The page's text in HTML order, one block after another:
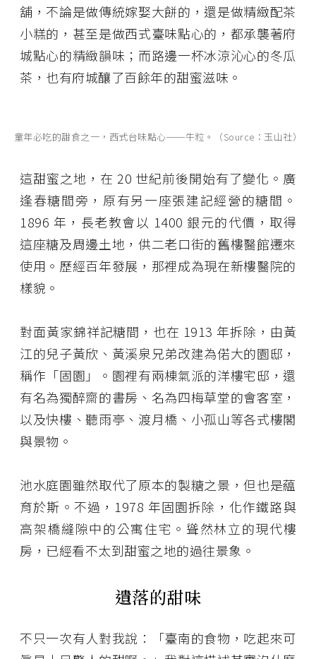
舖，不論是做傳統嫁娶大餅的，還是做精緻配茶
小糕的，甚至是做西式臺味點心的，都承襲著府
城點心的精緻韻味；而路邊一杯冰涼沁心的冬瓜
茶，也有府城釀了百餘年的甜蜜滋味。
童年必吃的甜食之一，西式台味點心──牛粒。（Source：玉山社）
這甜蜜之地，在 20 世紀前後開始有了變化。廣
逢春糖間旁，原有另一座張建記經營的糖間。
1896 年，長老教會以 1400 銀元的代價，取得
這座糖及周邊土地，供二老口街的舊樓醫館遷來
使用。歷經百年發展，那裡成為現在新樓醫院的
樣貌。
對面黃家錦祥記糖間，也在 1913 年拆除，由黃
江的兒子黃欣、黃溪泉兄弟改建為偌大的園邸，
稱作「固園」。園裡有兩棟氣派的洋樓宅邸，還
有名為獨醉齋的書房、名為四梅草堂的會客室，
以及快樓、聽雨亭、渡月橋、小孤山等各式樓閣
與景物。
池水庭園雖然取代了原本的製糖之景，但也是藴
育於斯。不過，1978 年固園拆除，化作鐵路與
高架橋縫隙中的公寓住宅。聳然林立的現代樓
房，已經看不太到甜蜜之地的過往景象。
遺落的甜味
不只一次有人對我說：「臺南的食物，吃起來可